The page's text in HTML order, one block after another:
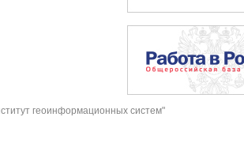
геоинформационных систем"